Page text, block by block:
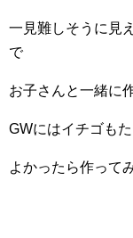
一見難しそうに見
で
お子さんと一緒に
GWにはイチゴも
よかったら作って